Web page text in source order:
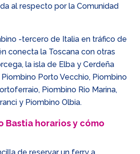
al respecto por la Comunidad
-tercero de Italia en tráfico de
conecta la Toscana con otras
la isla de Elba y Cerdeña
Porto Vecchio, Piombino
Piombino Rio Marina,
y Piombino Olbia.
Bastia horarios y cómo